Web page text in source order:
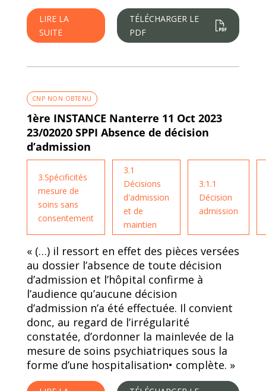
LIRE LA
SUITE
TÉLÉCHARGER LE
PDF
CNP NON OBTENU
1ère INSTANCE Nanterre 11 Oct 2023
23/02020 SPPI Absence de décision
d’admission
3.Spécificités
mesure de
soins sans
consentement
3.1
Décisions
d'admission
et de
maintien
3.1.1
Décision
admission
« (…) il ressort en effet des pièces versées
au dossier l’absence de toute décision
d’admission et l’hôpital confirme à
l’audience qu’aucune décision
d’admission n’a été effectuée. Il convient
donc, au regard de l’irrégularité
constatée, d’ordonner la mainlevée de la
mesure de soins psychiatriques sous la
forme d’une hospitalisation• complète. »